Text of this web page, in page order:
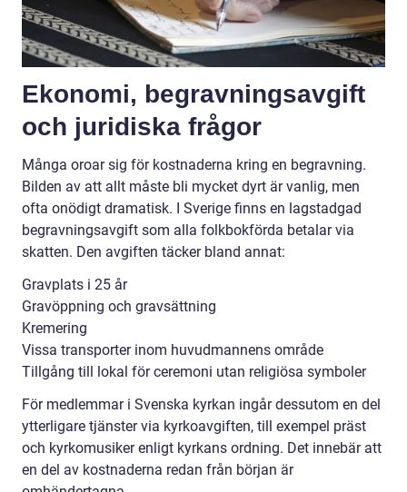
Ekonomi, begravningsavgift
och juridiska frågor
Många oroar sig för kostnaderna kring en begravning.
Bilden av att allt måste bli mycket dyrt är vanlig, men
ofta onödigt dramatisk. I Sverige finns en lagstadgad
begravningsavgift som alla folkbokförda betalar via
skatten. Den avgiften täcker bland annat:
Gravplats i 25 år
Gravöppning och gravsättning
Kremering
Vissa transporter inom huvudmannens område
Tillgång till lokal för ceremoni utan religiösa symboler
För medlemmar i Svenska kyrkan ingår dessutom en del
ytterligare tjänster via kyrkoavgiften, till exempel präst
och kyrkomusiker enligt kyrkans ordning. Det innebär att
en del av kostnaderna redan från början är